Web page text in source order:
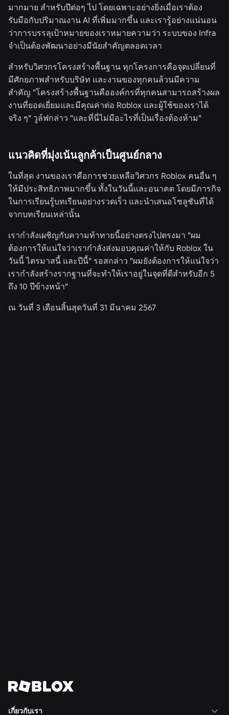
มากมาย สำหรับปีต่อๆ ไป โดยเฉพาะอย่างยิ่งเมื่อเราต้อง
รับมือกับปริมาณงาน AI ที่เพิ่มมากขึ้น และเรารู้อย่างแน่นอน
ว่าการบรรลุเป้าหมายของเราหมายความว่า ระบบของ Infra
จำเป็นต้องพัฒนาอย่างมีนัยสำคัญตลอดเวลา
สำหรับวิศวกรโครงสร้างพื้นฐาน ทุกโครงการคือจุดเปลี่ยนที่
มีศักยภาพสำหรับบริษัท และงานของทุกคนล้วนมีความ
สำคัญ "โครงสร้างพื้นฐานคือองค์กรที่ทุกคนสามารถสร้างผล
งานที่ยอดเยี่ยมและมีคุณค่าต่อ Roblox และผู้ใช้ของเราได้
จริง ๆ" วูล์ฟกล่าว "และที่นี่ไม่มีอะไรที่เป็นเรื่องต้องห้าม"
แนวคิดที่มุ่งเน้นลูกค้าเป็นศูนย์กลาง
ในที่สุด งานของเราคือการช่วยเหลือวิศวกร Roblox คนอื่น ๆ
ให้มีประสิทธิภาพมากขึ้น ทั้งในวันนี้และอนาคต โดยมีภารกิจ
ในการเรียนรู้บทเรียนอย่างรวดเร็ว และนำเสนอโซลูชันที่ได้
จากบทเรียนเหล่านั้น
เรากำลังเผชิญกับความท้าทายนี้อย่างตรงไปตรงมา "ผม
ต้องการให้แน่ใจว่าเรากำลังส่งมอบคุณค่าให้กับ Roblox ใน
วันนี้ ไตรมาสนี้ และปีนี้" รอสกล่าว "ผมยังต้องการให้แน่ใจว่า
เรากำลังสร้างรากฐานที่จะทำให้เราอยู่ในจุดที่ดีสำหรับอีก 5
ถึง 10 ปีข้างหน้า"
ณ วันที่ 3 เดือนสิ้นสุดวันที่ 31 มีนาคม 2567
เกี่ยวกับเรา